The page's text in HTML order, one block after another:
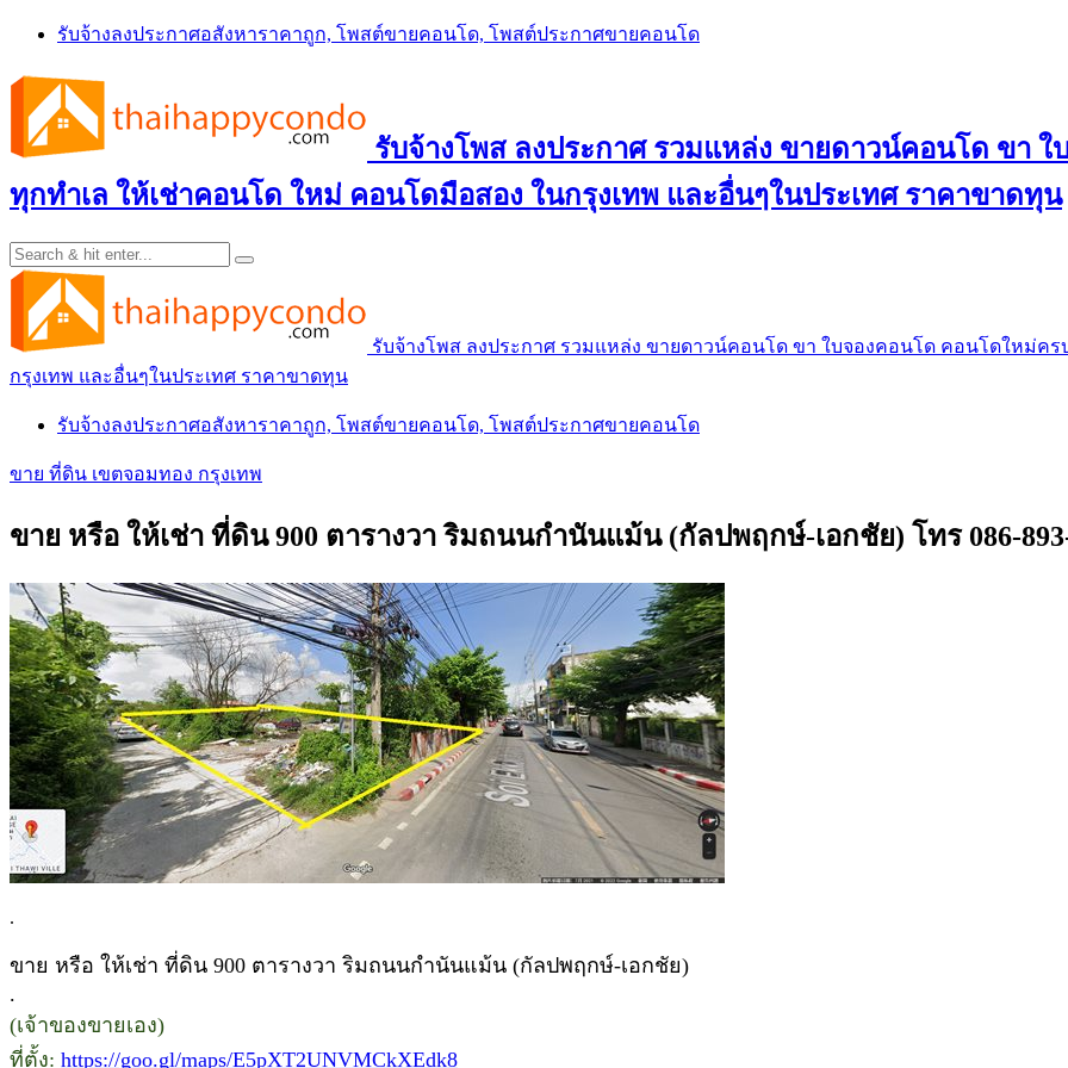
Skip
content
รับจ้างลงประกาศอสังหาราคาถูก, โพสต์ขายคอนโด, โพสต์ประกาศขายคอนโด
รับจ้างโพส ลงประกาศ รวมแหล่ง ขายดาวน์คอนโด ขา
ทุกทำเล ให้เช่าคอนโด ใหม่ คอนโดมือสอง ในกรุงเทพ และอื่นๆในประเทศ ราคาขาดทุน
รับจ้างโพส ลงประกาศ รวมแหล่ง ขายดาวน์คอนโด ขา ใบจองคอนโด คอนโดใหม่ค
กรุงเทพ และอื่นๆในประเทศ ราคาขาดทุน
รับจ้างลงประกาศอสังหาราคาถูก, โพสต์ขายคอนโด, โพสต์ประกาศขายคอนโด
ขาย ที่ดิน เขตจอมทอง กรุงเทพ
ขาย หรือ ให้เช่า ที่ดิน 900 ตารางวา ริมถนนกำนันแม้น (กัลปพฤกษ์-เอกชัย) โทร 086-
.
ขาย หรือ ให้เช่า ที่ดิน 900 ตารางวา ริมถนนกำนันแม้น (กัลปพฤกษ์-เอกชัย)
.
(เจ้าของขายเอง)
ที่ตั้ง: https://goo.gl/maps/E5pXT2UNVMCkXEdk8